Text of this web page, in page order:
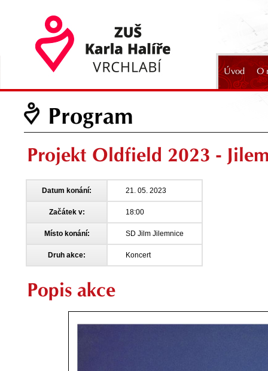
Úvod O
Program
Projekt Oldfield 2023 -
Datum konání: 21. 05. 2023
Začátek v: 18:00
Místo konání: SD Jilm Jilemnice
Druh akce: Koncert
Popis akce